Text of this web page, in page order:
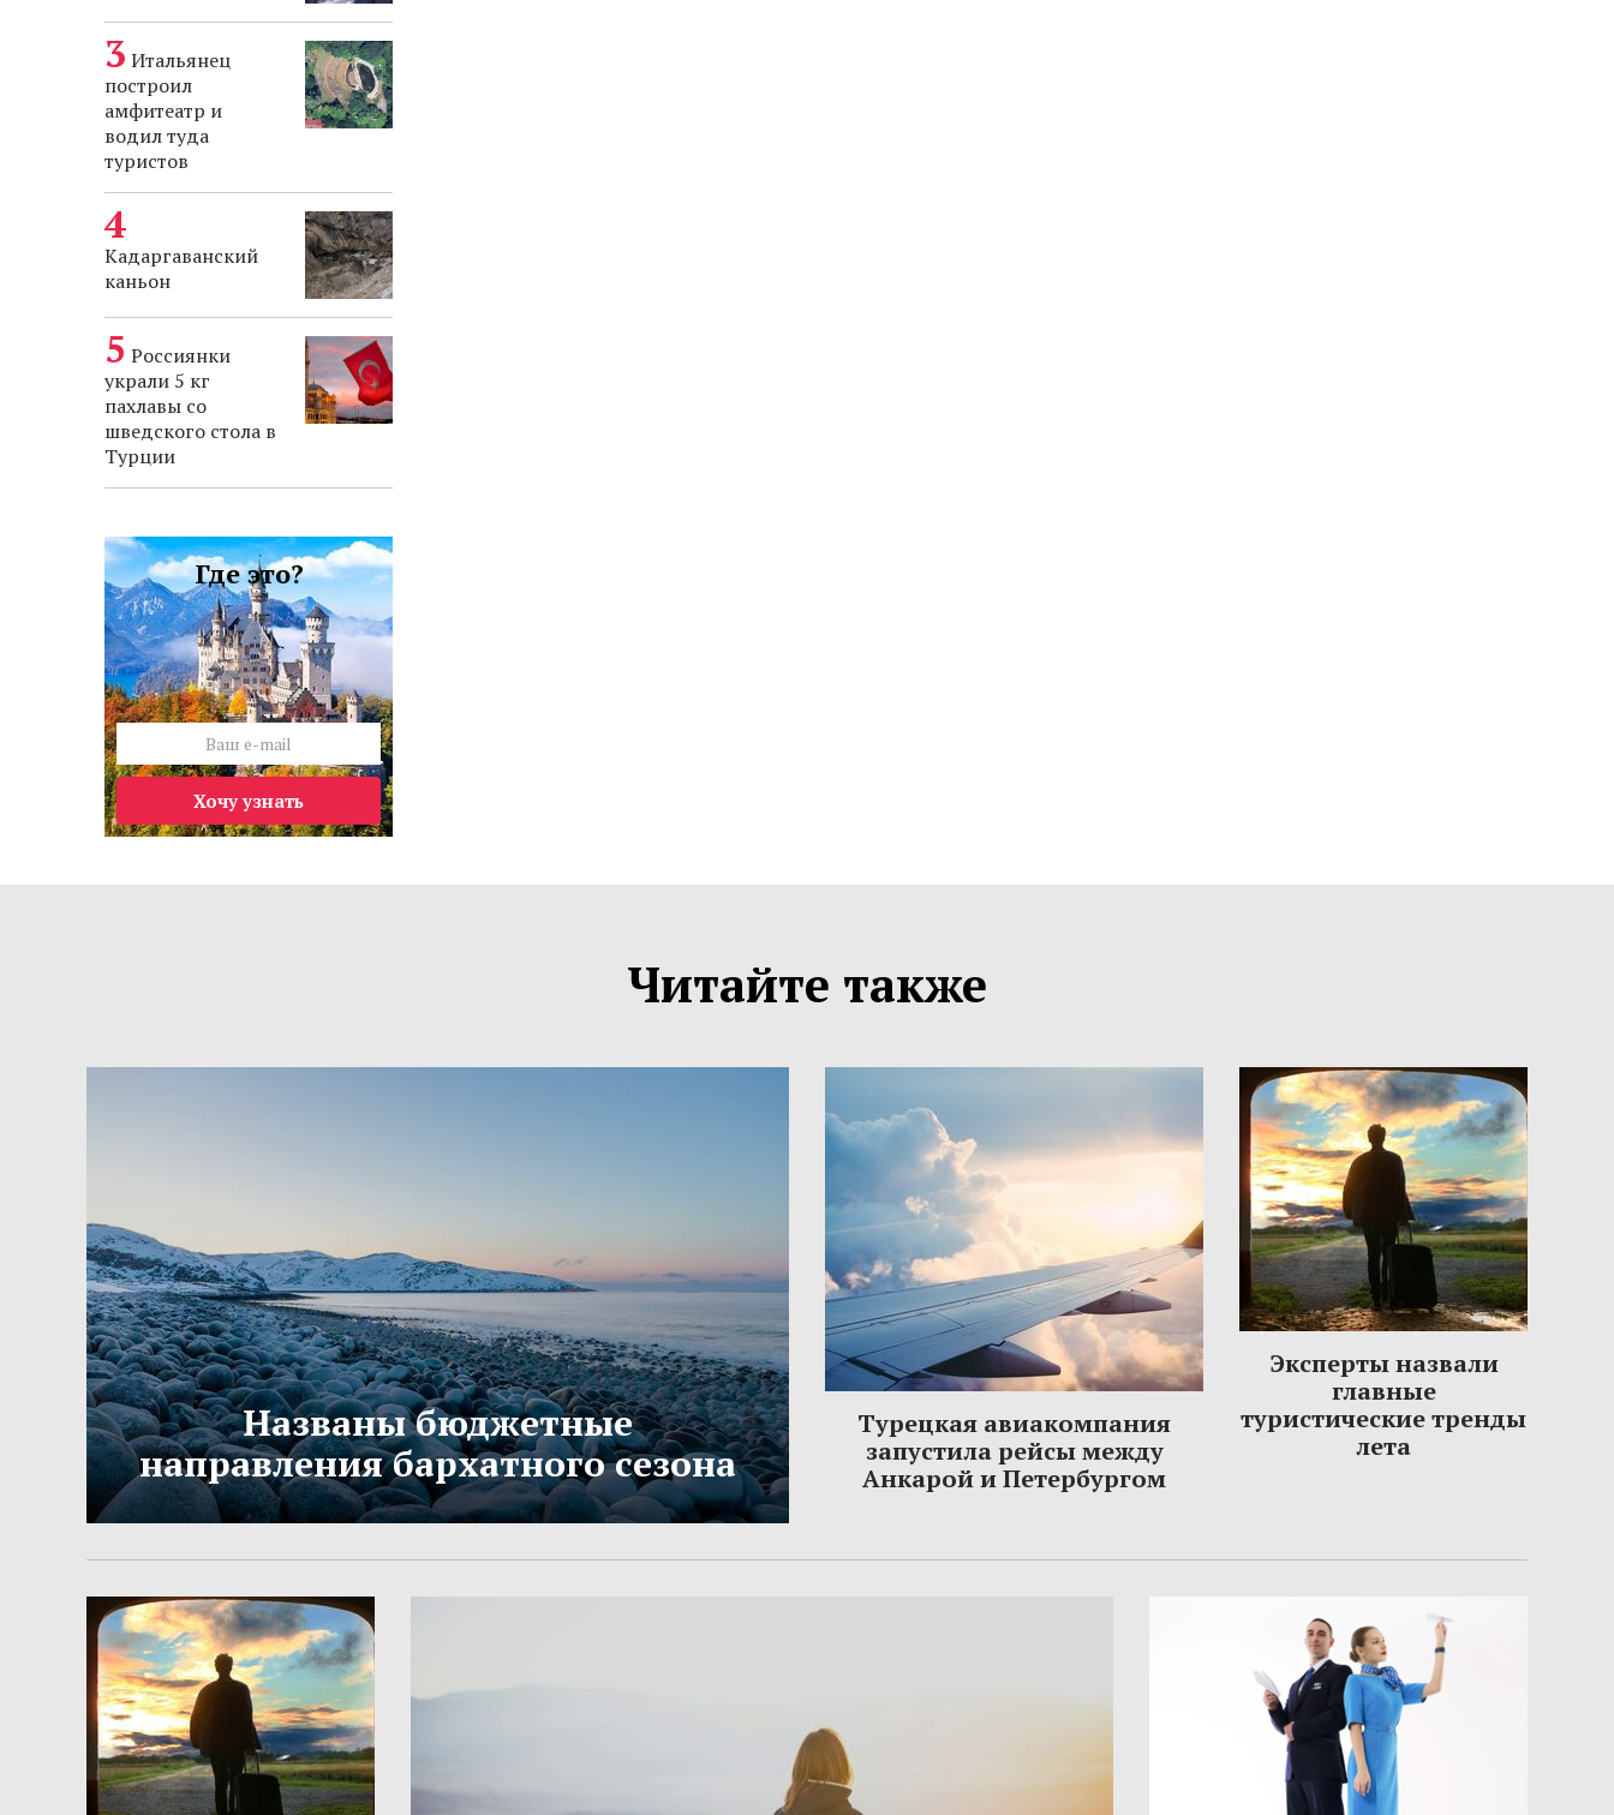
Итальянец
построил
амфитеатр и
водил туда
туристов
Кадаргаванский
каньон
Россиянки
украли 5 кг
пахлавы со
шведского стола в
Турции
Где это?
Хочу узнать
Читайте также
Названы бюджетные
направления бархатного сезона
Турецкая авиакомпания
запустила рейсы между
Анкарой и Петербургом
Эксперты назвали
главные
туристические тренды
лета